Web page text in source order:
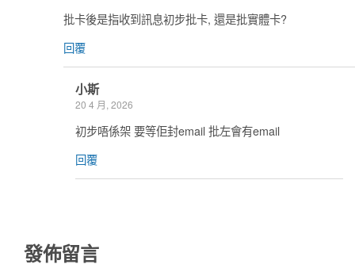
批卡後是指收到訊息初步批卡, 還是批實體卡?
回覆
小斯
20 4 月, 2026
初步唔係架 要等佢封email 批左會有email
回覆
發佈留言